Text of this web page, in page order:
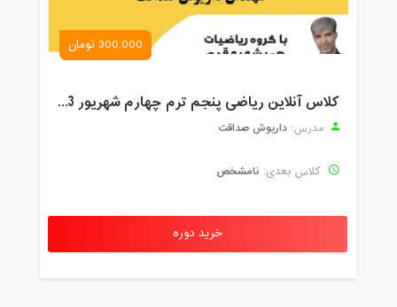
300,000 تومان
کلاس آنلاین ریاضی پنجم ترم چهارم شهریور 1403
مدرس: داریوش صداقت
کلاس بعدی: نامشخص
خرید دوره